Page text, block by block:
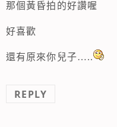
那個黃昏拍的好讚喔
好喜歡
還有原來你兒子…..
REPLY